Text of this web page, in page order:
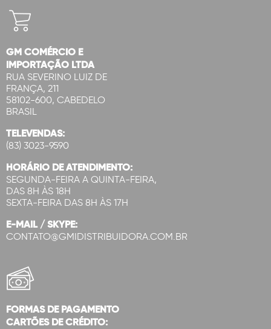
GM COMÉRCIO E
IMPORTAÇÃO LTDA
RUA SEVERINO LUIZ DE
FRANÇA, 211
58102-600, CABEDELO
BRASIL
TELEVENDAS:
(83) 3023-9590
HORÁRIO DE ATENDIMENTO:
SEGUNDA-FEIRA A QUINTA-FEIRA,
DAS 8H ÀS 18H
SEXTA-FEIRA DAS 8H ÀS 17H
E-MAIL / SKYPE:
CONTATO@GMIDISTRIBUIDORA.COM.BR
FORMAS DE PAGAMENTO
CARTÕES DE CRÉDITO: